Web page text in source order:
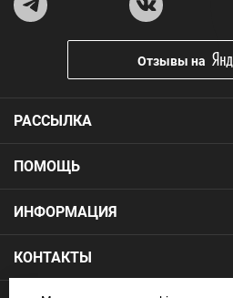
ПОМОЩЬ
ИНФОРМАЦИЯ
КОНТАКТЫ
РАССЫЛКА
Отзывы на